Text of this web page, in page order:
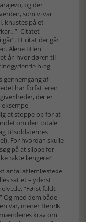
og den
som vi var
knustes på et
Citatet
går”. Et citat der går
Alene titlen
år, hvor døren til
brag.
gennemgang af
har forfatteren
der er
at stoppe op for at
om den totale
til soldaternes
For hvordan skulle
på at slippe for
rakte længere?
antal af lemlæstede
sat et – yderst
”Først faldt
Og med dem både
var, mener Henrik
krav om